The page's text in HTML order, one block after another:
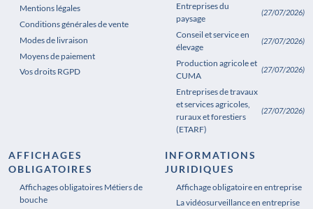
Mentions légales
Conditions générales de vente
Modes de livraison
Moyens de paiement
Vos droits RGPD
Entreprises du
paysage
(27/07/2026)
Conseil et service en
élevage
(27/07/2026)
Production agricole et
CUMA
(27/07/2026)
Entreprises de travaux
et services agricoles,
ruraux et forestiers
(ETARF)
(27/07/2026)
AFFICHAGES
OBLIGATOIRES
Affichages obligatoires Métiers de
bouche
Affichages obligatoires Pharmacie
INFORMATIONS
JURIDIQUES
Affichage obligatoire en entreprise
La vidéosurveillance en entreprise